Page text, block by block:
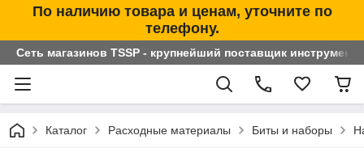
По наличию товара и ценам, уточните по
телефону.
Сеть магазинов TSSP - крупнейший поставщик
Каталог Расходные материалы Биты и наборы